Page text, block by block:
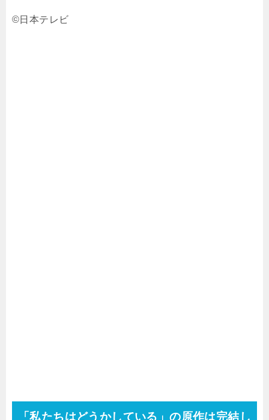
©日本テレビ
「私たちはどうかしている」の原作は完結し